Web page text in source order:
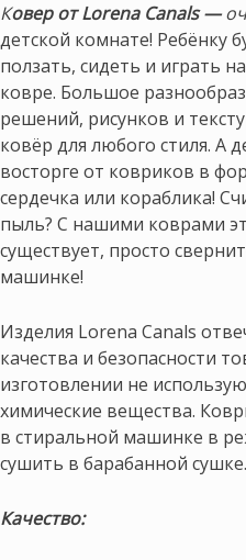
Ковер от Lorena Canals —оч
детской комнате! Ребёнку
ползать, сидеть и играть
ковре. Большое
решений, рисунков и
ковёр для любого стиля. А
восторге от ковриков в
сердечка или кораблика!
пыль? С нашими коврами
существует, просто
машинке!
Изделия Lorena Canals
качества и безопасности
изготовлении не
химические вещества.
в стиральной машинке в
сушить в барабанной сушке.
Качество: